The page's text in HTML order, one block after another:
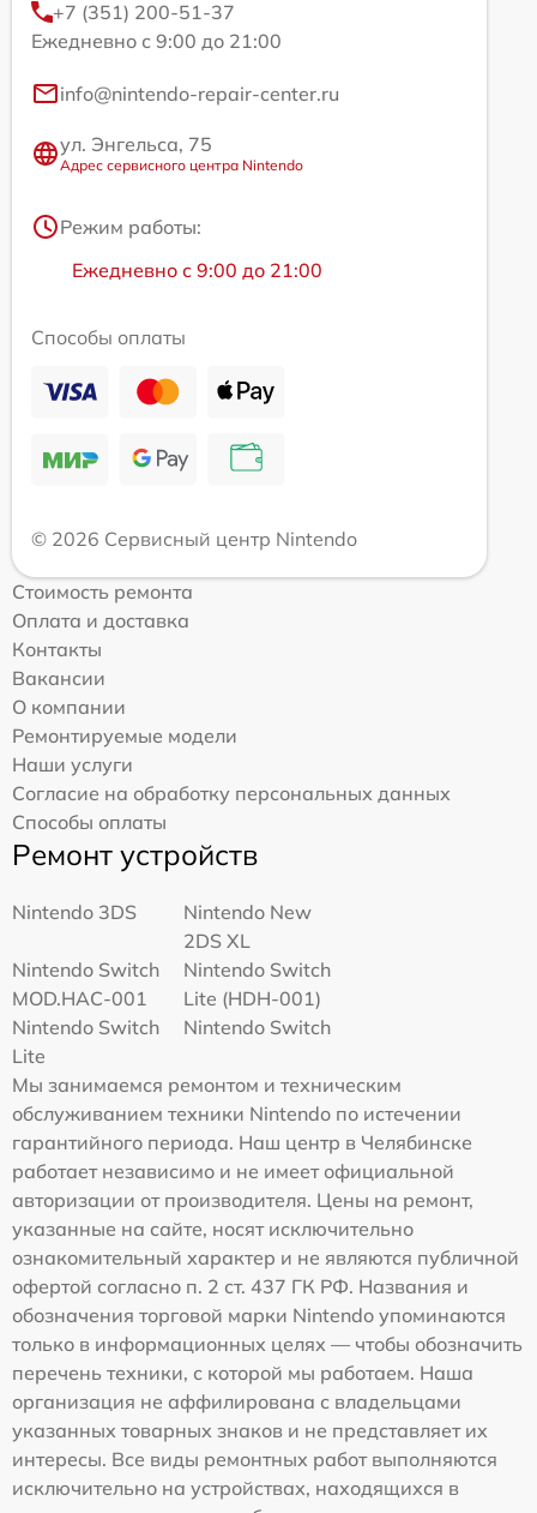
+7 (351) 200-51-37
Ежедневно с 9:00 до 21:00
info@nintendo-repair-center.ru
ул. Энгельса, 75
Адрес сервисного центра Nintendo
Режим работы:
Ежедневно с 9:00 до 21:00
Способы оплаты
© 2026 Сервисный центр Nintendo
Стоимость ремонта
Оплата и доставка
Контакты
Вакансии
О компании
Ремонтируемые модели
Наши услуги
Согласие на обработку персональных данных
Способы оплаты
Ремонт устройств
Nintendo 3DS
Nintendo New
2DS XL
Nintendo Switch
MOD.HAC-001
Nintendo Switch
Lite (HDH-001)
Nintendo Switch
Lite
Nintendo Switch
Мы занимаемся ремонтом и техническим
обслуживанием техники Nintendo по истечении
гарантийного периода. Наш центр в Челябинске
работает независимо и не имеет официальной
авторизации от производителя. Цены на ремонт,
указанные на сайте, носят исключительно
ознакомительный характер и не являются публичной
офертой согласно п. 2 ст. 437 ГК РФ. Названия и
обозначения торговой марки Nintendo упоминаются
только в информационных целях — чтобы обозначить
перечень техники, с которой мы работаем. Наша
организация не аффилирована с владельцами
указанных товарных знаков и не представляет их
интересы. Все виды ремонтных работ выполняются
исключительно на устройствах, находящихся в